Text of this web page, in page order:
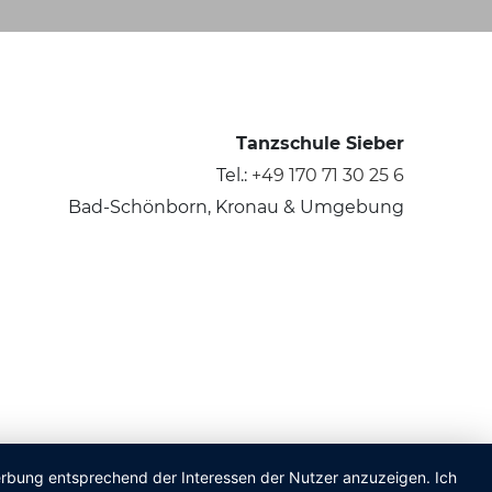
Tanzschule Sieber
Tel.: +49 170 71 30 25 6
Bad-Schönborn, Kronau & Umgebung
entsprechend der Interessen der Nutzer anzuzeigen. Ich